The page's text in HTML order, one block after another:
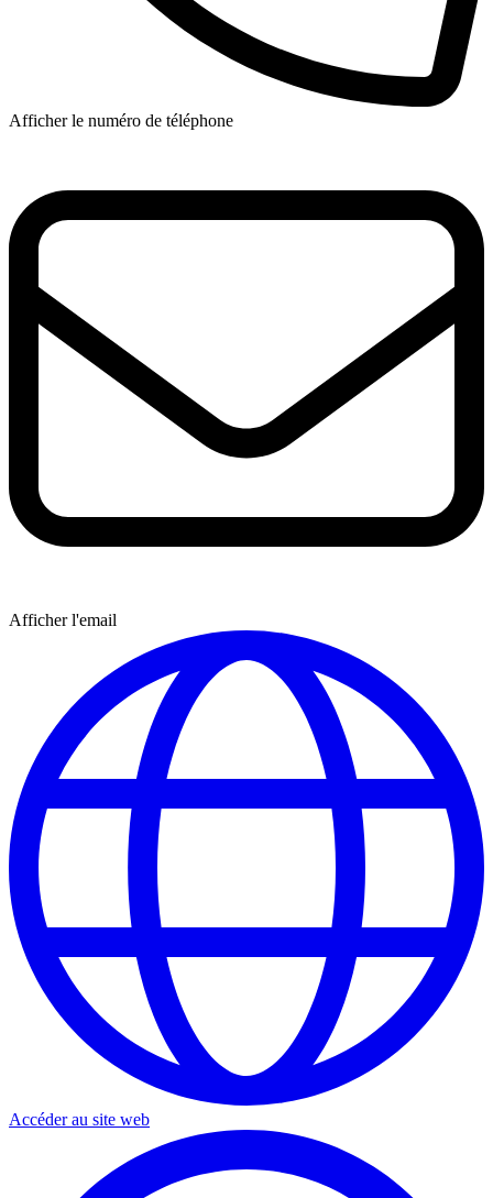
Afficher le numéro de téléphone
Afficher l'email
Accéder au site web